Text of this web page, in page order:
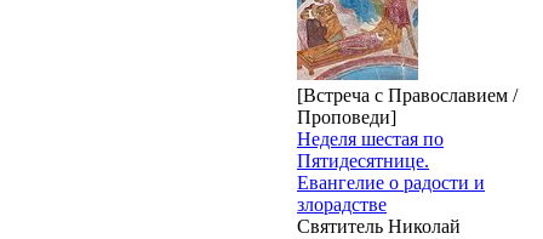
[Встреча с Православием /
Проповеди]
Неделя шестая по
Пятидесятнице.
Евангелие о радости и
злорадстве
Святитель Николай